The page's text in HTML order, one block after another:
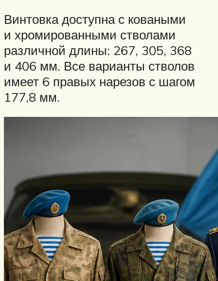
Винтовка доступна с коваными
и хромированными стволами
различной длины: 267, 305, 368
и 406 мм. Все варианты стволов
имеет 6 правых нарезов с шагом
177,8 мм.